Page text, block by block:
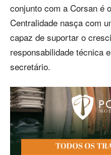
conjunto com a Corsan é
Centralidade nasça com
capaz de suportar o
responsabilidade técnica
secretário.